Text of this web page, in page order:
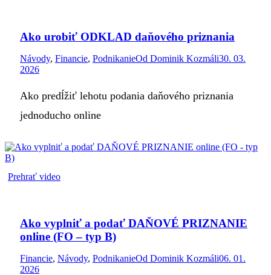
Ako urobiť ODKLAD daňového priznania
Návody, Financie, PodnikanieOd Dominik Kozmáli30. 03.
2026
Ako predĺžiť lehotu podania daňového priznania
jednoducho online
Prehrať video
Ako vyplniť a podať DAŇOVÉ PRIZNANIE
online (FO – typ B)
Financie, Návody, PodnikanieOd Dominik Kozmáli06. 01.
2026